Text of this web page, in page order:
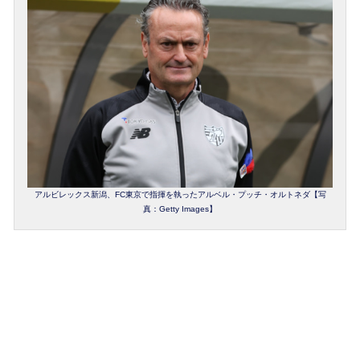
アルビレックス新潟、FC東京で指揮を執ったアルベル・プッチ・オルトネダ【写
真：Getty Images】